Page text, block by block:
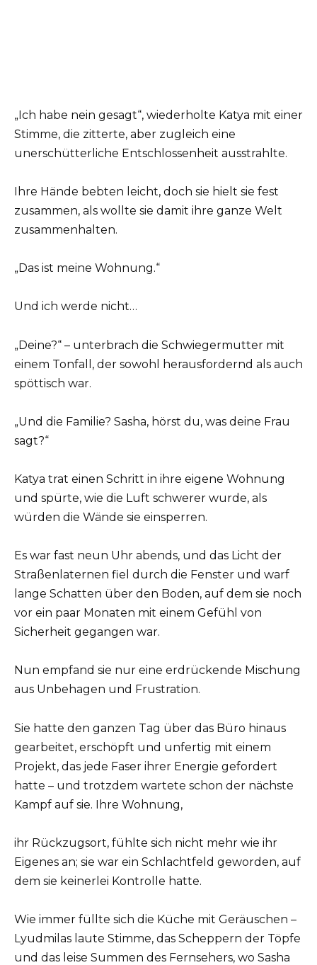
„Ich habe nein gesagt“, wiederholte Katya mit einer
Stimme, die zitterte, aber zugleich eine
unerschütterliche Entschlossenheit ausstrahlte.
Ihre Hände bebten leicht, doch sie hielt sie fest
zusammen, als wollte sie damit ihre ganze Welt
zusammenhalten.
„Das ist meine Wohnung.“
Und ich werde nicht…
„Deine?“ – unterbrach die Schwiegermutter mit
einem Tonfall, der sowohl herausfordernd als auch
spöttisch war.
„Und die Familie? Sasha, hörst du, was deine Frau
sagt?“
Katya trat einen Schritt in ihre eigene Wohnung
und spürte, wie die Luft schwerer wurde, als
würden die Wände sie einsperren.
Es war fast neun Uhr abends, und das Licht der
Straßenlaternen fiel durch die Fenster und warf
lange Schatten über den Boden, auf dem sie noch
vor ein paar Monaten mit einem Gefühl von
Sicherheit gegangen war.
Nun empfand sie nur eine erdrückende Mischung
aus Unbehagen und Frustration.
Sie hatte den ganzen Tag über das Büro hinaus
gearbeitet, erschöpft und unfertig mit einem
Projekt, das jede Faser ihrer Energie gefordert
hatte – und trotzdem wartete schon der nächste
Kampf auf sie. Ihre Wohnung,
ihr Rückzugsort, fühlte sich nicht mehr wie ihr
Eigenes an; sie war ein Schlachtfeld geworden, auf
dem sie keinerlei Kontrolle hatte.
Wie immer füllte sich die Küche mit Geräuschen –
Lyudmilas laute Stimme, das Scheppern der Töpfe
und das leise Summen des Fernsehers, wo Sasha